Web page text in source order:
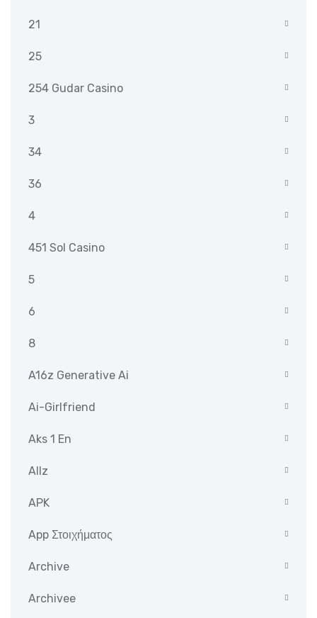
21
25
254 Gudar Casino
3
34
36
4
451 Sol Casino
5
6
8
A16z Generative Ai
Ai-Girlfriend
Aks 1 En
Allz
APK
App Στοιχήματος
Archive
Archivee